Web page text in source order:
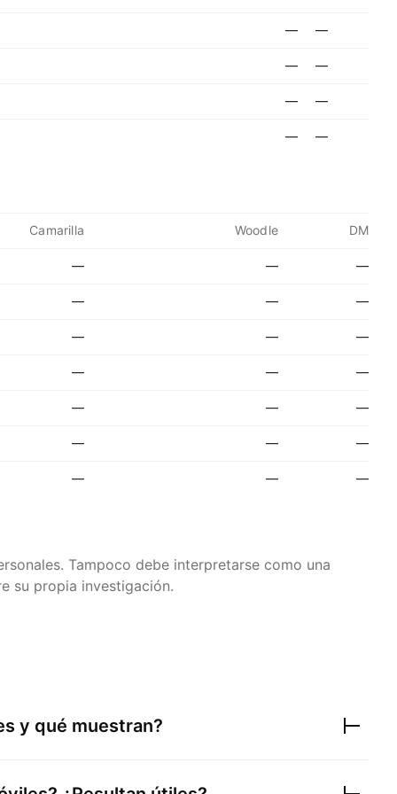
— —
— —
— —
— —
Camarilla Woodle DM
— — —
— — —
— — —
— — —
— — —
— — —
— — —
Tampoco debe interpretarse como una
su propia investigación.
y qué muestran?